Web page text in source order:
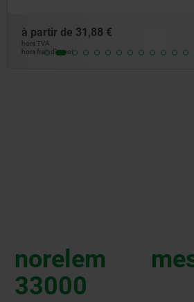
à partir de 31,88 €
hors TVA
hors frais d’envoi
norelem
33000